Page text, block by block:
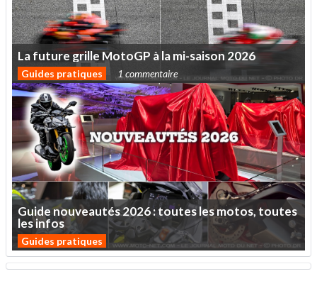
Lafuturegrille MotoGP àlami-saison 2026
Guides pratiques 1 commentaire
Guidenouveautés2026:touteslesmotos,toutes
lesinfos
Guides pratiques